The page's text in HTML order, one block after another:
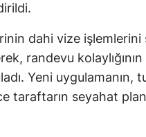
dahi vize işlemlerini
randevu
Yeni uygulamanın,
taraftarın seyahat